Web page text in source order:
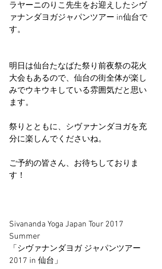
ラヤーニのりこ先生をお迎えしたシヴ
ァナンダヨガジャパンツアー in仙台で
す。
明日は仙台たなばた祭り前夜祭の花火
大会もあるので、仙台の街全体が楽し
みでウキウキしている雰囲気だと思い
ます。
祭りとともに、シヴァナンダヨガを充
分に楽しんでくださいね。
ご予約の皆さん、お待ちしておりま
す！
Sivananda Yoga Japan Tour 2017
Summer
「シヴァナンダヨガ ジャパンツアー
2017 in 仙台」